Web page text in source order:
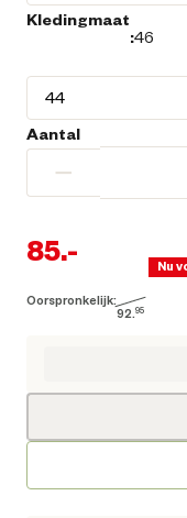
Kledingmaat
:46
Aantal
−
Oorspronkelijk:
92.95
85.-
Nu